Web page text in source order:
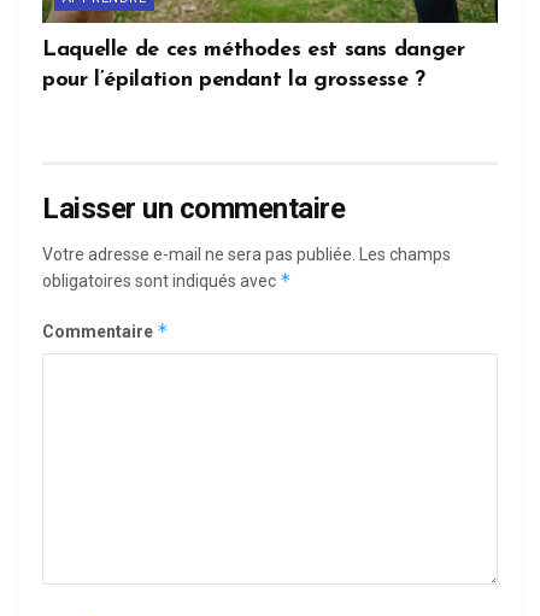
Laquelle de ces méthodes est sans danger
pour l’épilation pendant la grossesse ?
Laisser un commentaire
Votre adresse e-mail ne sera pas publiée. Les champs
obligatoires sont indiqués avec *
Commentaire *